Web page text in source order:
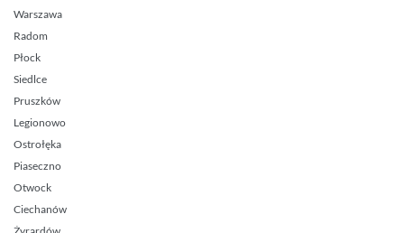
Warszawa
Radom
Płock
Siedlce
Pruszków
Legionowo
Ostrołęka
Piaseczno
Otwock
Ciechanów